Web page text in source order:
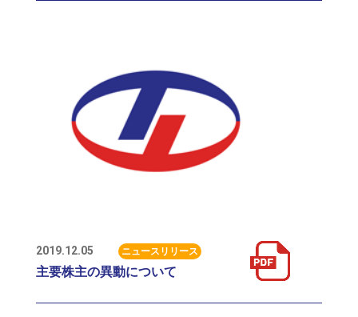
2019.12.05 ニュースリリース
主要株主の異動について